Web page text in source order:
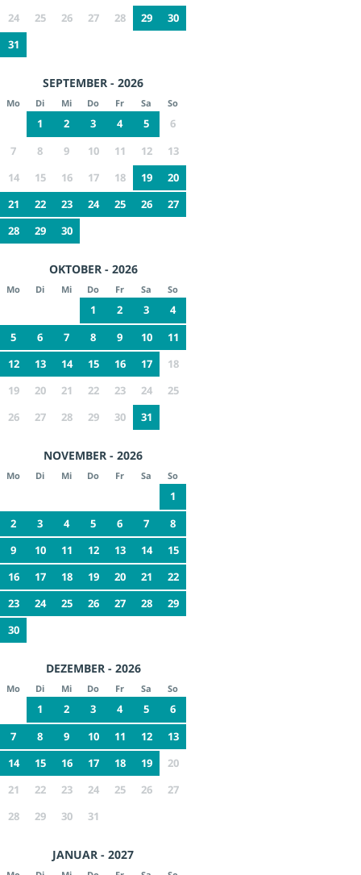
24
25 26 27 28 29
30
31
SEPTEMBER - 2026
Mo Di Mi Do Fr Sa So
1 2 3 4 5
6
7
8 9 10 11 12
13
14
15 16 17 18 19
20
21
22 23 24 25 26
27
28
29 30
OKTOBER - 2026
Mo Di Mi Do Fr Sa So
1 2 3
4
5
6 7 8 9 10
11
12
13 14 15 16 17
18
19
20 21 22 23 24
25
26
27 28 29 30 31
NOVEMBER - 2026
Mo Di Mi Do Fr Sa So
1
2
3 4 5 6 7
8
9
10 11 12 13 14
15
16
17 18 19 20 21
22
23
24 25 26 27 28
29
30
DEZEMBER - 2026
Mo Di Mi Do Fr Sa So
1 2 3 4 5
6
7
8 9 10 11 12
13
14
15 16 17 18 19
20
21
22 23 24 25 26
27
28
29 30 31
JANUAR - 2027